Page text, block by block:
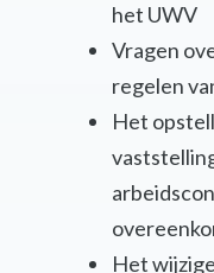
het UWV
Vragen
regelen
Het
Het